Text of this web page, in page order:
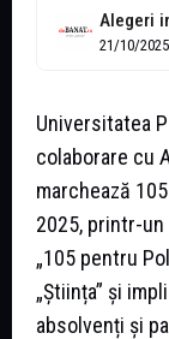
21/10/2025
Universitatea
colaborare cu
marchează
2025, printr-
„105 pentru
„Știința” și
absolvenți și